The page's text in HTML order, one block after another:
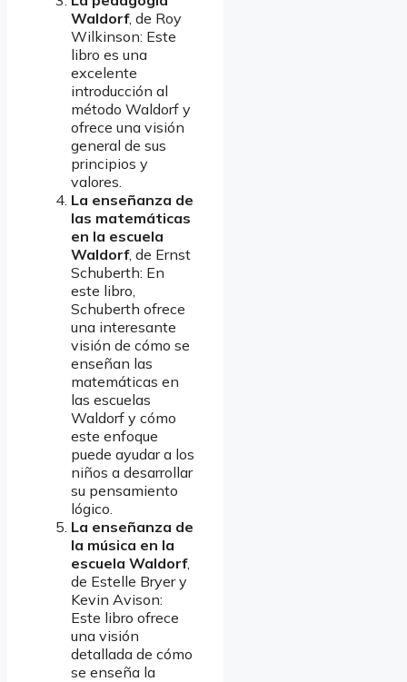
Waldorf, de Roy
Wilkinson: Este
libro es una
excelente
introducción al
método Waldorf y
ofrece una visión
general de sus
principios y
valores.
La enseñanza de
las matemáticas
en la escuela
Waldorf, de Ernst
Schuberth: En
este libro,
Schuberth ofrece
una interesante
visión de cómo se
enseñan las
matemáticas en
las escuelas
Waldorf y cómo
este enfoque
puede ayudar a los
niños a desarrollar
su pensamiento
lógico.
La enseñanza de
la música en la
escuela Waldorf,
de Estelle Bryer y
Kevin Avison:
Este libro ofrece
una visión
detallada de cómo
se enseña la